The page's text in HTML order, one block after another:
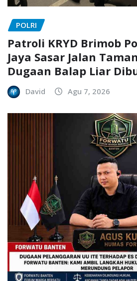
POLRI
Patroli KRYD Brimob
Jaya Sasar Jalan
Dugaan Balap Liar
David Agu 7, 2026